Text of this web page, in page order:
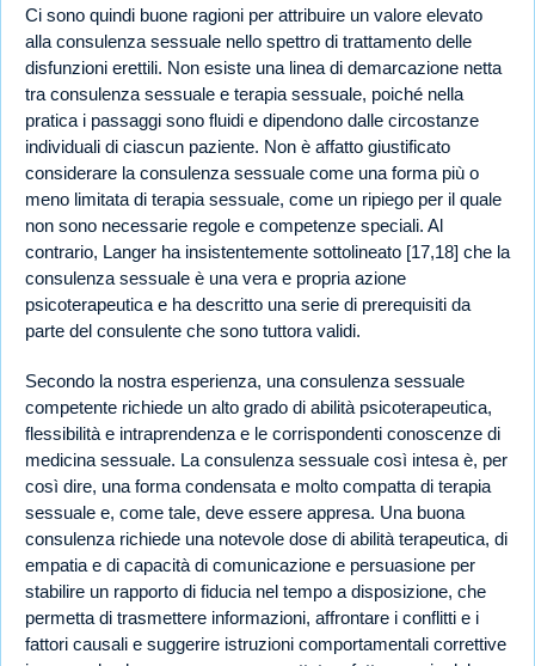
Ci sono quindi buone ragioni per attribuire un valore elevato
alla consulenza sessuale nello spettro di trattamento delle
disfunzioni erettili. Non esiste una linea di demarcazione netta
tra consulenza sessuale e terapia sessuale, poiché nella
pratica i passaggi sono fluidi e dipendono dalle circostanze
individuali di ciascun paziente. Non è affatto giustificato
considerare la consulenza sessuale come una forma più o
meno limitata di terapia sessuale, come un ripiego per il quale
non sono necessarie regole e competenze speciali. Al
contrario, Langer ha insistentemente sottolineato [17,18] che la
consulenza sessuale è una vera e propria azione
psicoterapeutica e ha descritto una serie di prerequisiti da
parte del consulente che sono tuttora validi.
Secondo la nostra esperienza, una consulenza sessuale
competente richiede un alto grado di abilità psicoterapeutica,
flessibilità e intraprendenza e le corrispondenti conoscenze di
medicina sessuale. La consulenza sessuale così intesa è, per
così dire, una forma condensata e molto compatta di terapia
sessuale e, come tale, deve essere appresa. Una buona
consulenza richiede una notevole dose di abilità terapeutica, di
empatia e di capacità di comunicazione e persuasione per
stabilire un rapporto di fiducia nel tempo a disposizione, che
permetta di trasmettere informazioni, affrontare i conflitti e i
fattori causali e suggerire istruzioni comportamentali correttive